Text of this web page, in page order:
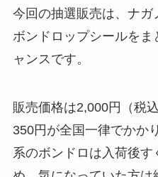
今回の抽選販売は、ナ
ボンドロップシールを
ャンスです。
販売価格は2,000円（税
350円が全国一律でかか
系のボンドロは入荷後